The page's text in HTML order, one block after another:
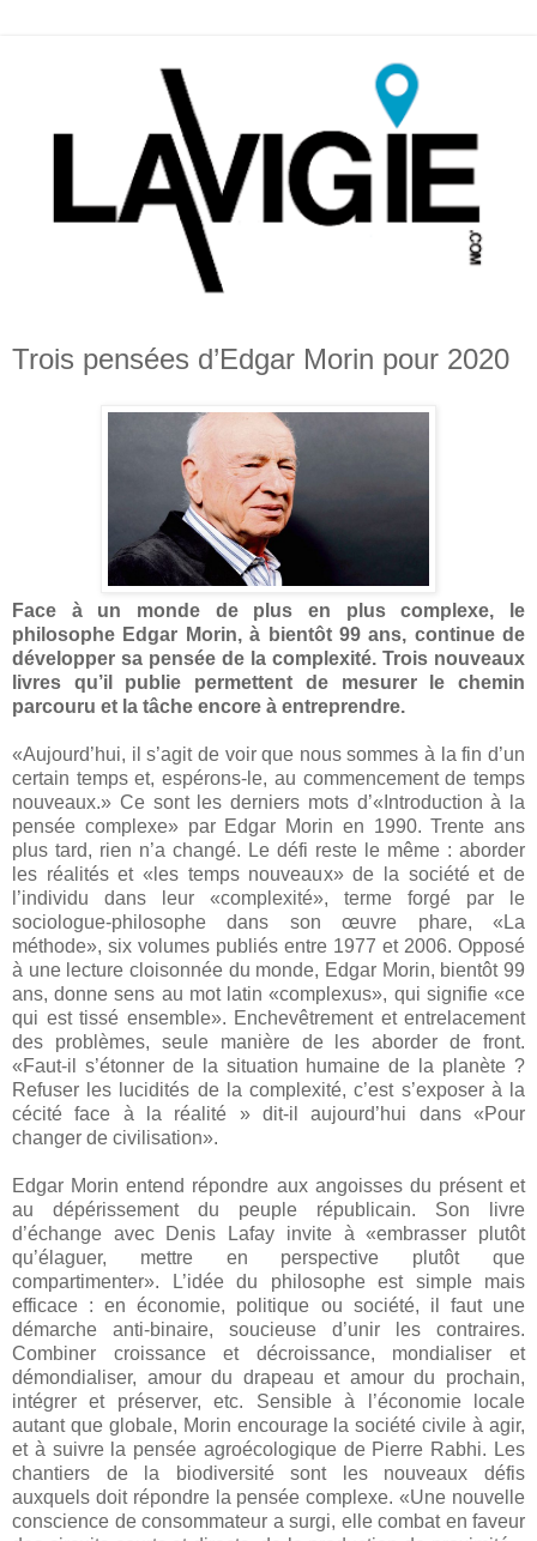
Trois pensées d’Edgar Morin pour 2020
Face à un monde de plus en plus complexe, le
philosophe Edgar Morin, à bientôt 99 ans, continue de
développer sa pensée de la complexité. Trois nouveaux
livres qu’il publie permettent de mesurer le chemin
parcouru et la tâche encore à entreprendre.
«Aujourd’hui, il s’agit de voir que nous sommes à la fin d’un
certain temps et, espérons-le, au commencement de temps
nouveaux.» Ce sont les derniers mots d’«Introduction à la
pensée complexe» par Edgar Morin en 1990. Trente ans
plus tard, rien n’a changé. Le défi reste le même : aborder
les réalités et «les temps nouveaux» de la société et de
l’individu dans leur «complexité», terme forgé par le
sociologue-philosophe dans son œuvre phare, «La
méthode», six volumes publiés entre 1977 et 2006. Opposé
à une lecture cloisonnée du monde, Edgar Morin, bientôt 99
ans, donne sens au mot latin «complexus», qui signifie «ce
qui est tissé ensemble». Enchevêtrement et entrelacement
des problèmes, seule manière de les aborder de front.
«Faut-il s’étonner de la situation humaine de la planète ?
Refuser les lucidités de la complexité, c’est s’exposer à la
cécité face à la réalité » dit-il aujourd’hui dans «Pour
changer de civilisation».
Edgar Morin entend répondre aux angoisses du présent et
au dépérissement du peuple républicain. Son livre
d’échange avec Denis Lafay invite à «embrasser plutôt
qu’élaguer, mettre en perspective plutôt que
compartimenter». L’idée du philosophe est simple mais
efficace : en économie, politique ou société, il faut une
démarche anti-binaire, soucieuse d’unir les contraires.
Combiner croissance et décroissance, mondialiser et
démondialiser, amour du drapeau et amour du prochain,
intégrer et préserver, etc. Sensible à l’économie locale
autant que globale, Morin encourage la société civile à agir,
et à suivre la pensée agroécologique de Pierre Rabhi. Les
chantiers de la biodiversité sont les nouveaux défis
auxquels doit répondre la pensée complexe. «Une nouvelle
conscience de consommateur a surgi, elle combat en faveur